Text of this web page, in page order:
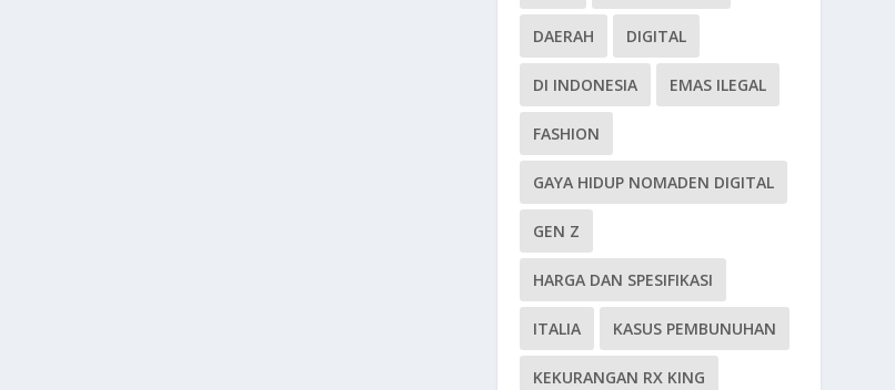
DAERAH DIGITAL
DI INDONESIA EMAS ILEGAL
FASHION
GAYA HIDUP NOMADEN DIGITAL
GEN Z
HARGA DAN SPESIFIKASI
ITALIA KASUS PEMBUNUHAN
KEKURANGAN RX KING